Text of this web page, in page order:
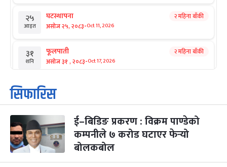
२५
आइत
घटस्थापना
असोज २५, २०८३-Oct 11, 2026
२ महिना बाँकी
३१
शनि
फूलपाती
असोज ३१ , २०८३-Oct 17, 2026
२ महिना बाँकी
१
आइत
कार्तिक सङ्क्रान्ति
कार्तिक १, २०८३
३
मंगल
महानवमी
कार्तिक ३, २०८३-Oct 20, 2026
२ महिना बाँकी
४
सिफारिस
ई–बिडिङ प्रकरण : विक्रम पाण्डेको
कम्पनीले ७ करोड घटाएर फेर्‍यो
बोलकबोल